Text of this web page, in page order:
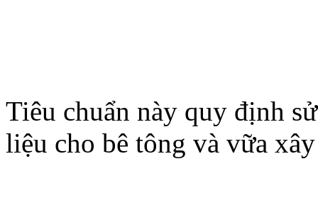
Tiêu chuẩn này quy định
liệu cho bê tông và vữa